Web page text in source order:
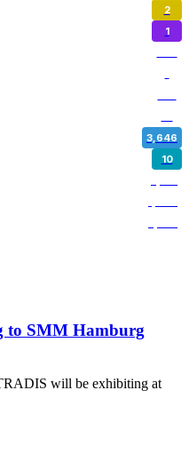
2
1
3,646
10
to SMM Hamburg
will be exhibiting at